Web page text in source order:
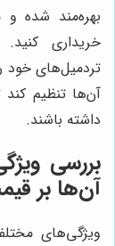
بهره‌مند شده و
خریداری کنید.
تردمیل‌های خود
آن‌ها تنظیم کند
داشته باشند.
بررسی
آن‌ها بر
ویژگی‌های